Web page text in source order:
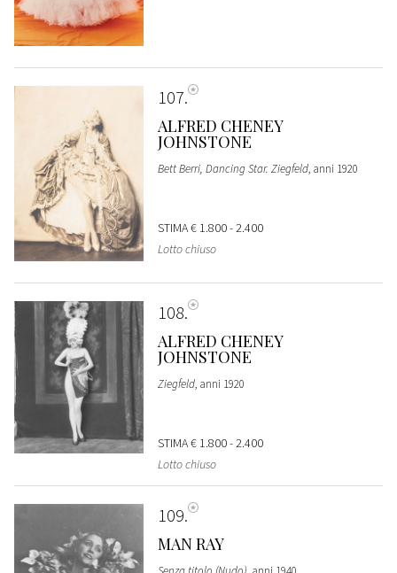
107
ALFRED CHENEY
JOHNSTONE
Bett Berri, Dancing Star. Ziegfeld, anni 1920
STIMA€ 1.800 - 2.400
Lotto chiuso
108
ALFRED CHENEY
JOHNSTONE
Ziegfeld, anni 1920
STIMA€ 1.800 - 2.400
Lotto chiuso
109
MAN RAY